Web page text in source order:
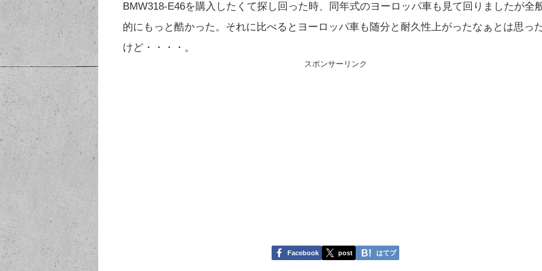
BMW318-E46を購入したくて探し回った時、同年式のヨーロッパ車も見て回りましたが全
的にもっと酷かった。それに比べるとヨーロッパ車も随分と耐久性上がったなぁとは思っ
けど・・・・。
スポンサーリンク
Facebook post はてブ